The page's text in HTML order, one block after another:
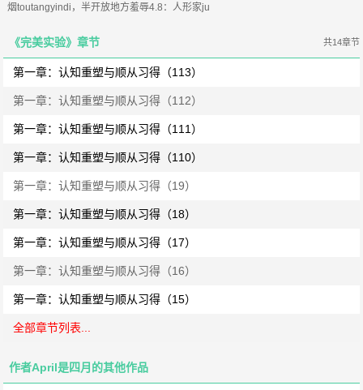
烟toutangyindi，半开放地方羞辱4.8：人形家ju
《完美实验》章节 共14章节
第一章：认知重塑与顺从习得（113）
第一章：认知重塑与顺从习得（112）
第一章：认知重塑与顺从习得（111）
第一章：认知重塑与顺从习得（110）
第一章：认知重塑与顺从习得（19）
第一章：认知重塑与顺从习得（18）
第一章：认知重塑与顺从习得（17）
第一章：认知重塑与顺从习得（16）
第一章：认知重塑与顺从习得（15）
全部章节列表...
作者April是四月的其他作品